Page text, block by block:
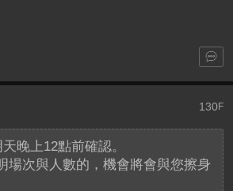
130F
晚上12點前確認。
場次與人數的，機會將會與您擦身